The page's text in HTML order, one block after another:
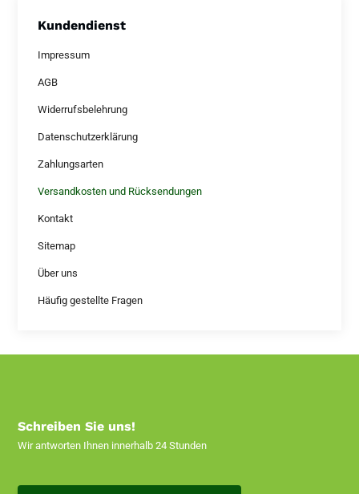
Kundendienst
Impressum
AGB
Widerrufsbelehrung
Datenschutzerklärung
Zahlungsarten
Versandkosten und Rücksendungen
Kontakt
Sitemap
Über uns
Häufig gestellte Fragen
Schreiben Sie uns!
Wir antworten Ihnen innerhalb 24 Stunden